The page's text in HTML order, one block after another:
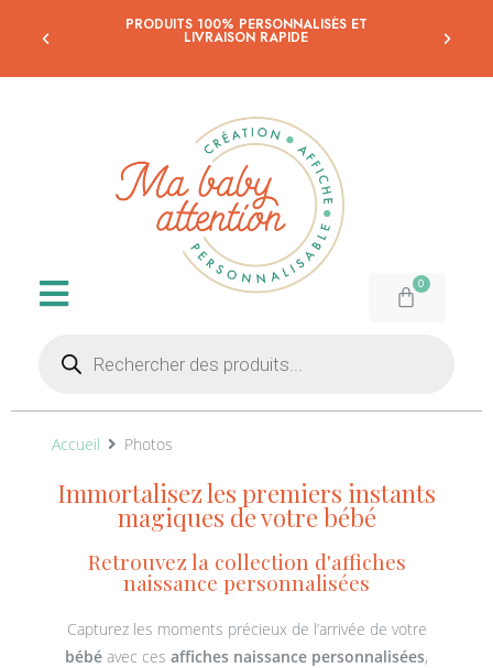
EN S'INSCRIVANT À LA NEWSLETTER
Accueil Photos
Immortalisez les premiers instants
magiques de votre bébé
Retrouvez la collection d'affiches
naissance personnalisées
Capturez les moments précieux de l’arrivée de votre
bébé avec ces affiches naissance personnalisées,